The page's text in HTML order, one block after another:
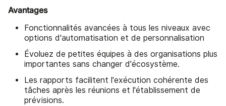
Avantages
Fonctionnalités avancées à tous les niveaux avec
options d'automatisation et de personnalisation
Évoluez de petites équipes à des organisations plus
importantes sans changer d'écosystème.
Les rapports facilitent l'exécution cohérente des
tâches après les réunions et l'établissement de
prévisions.